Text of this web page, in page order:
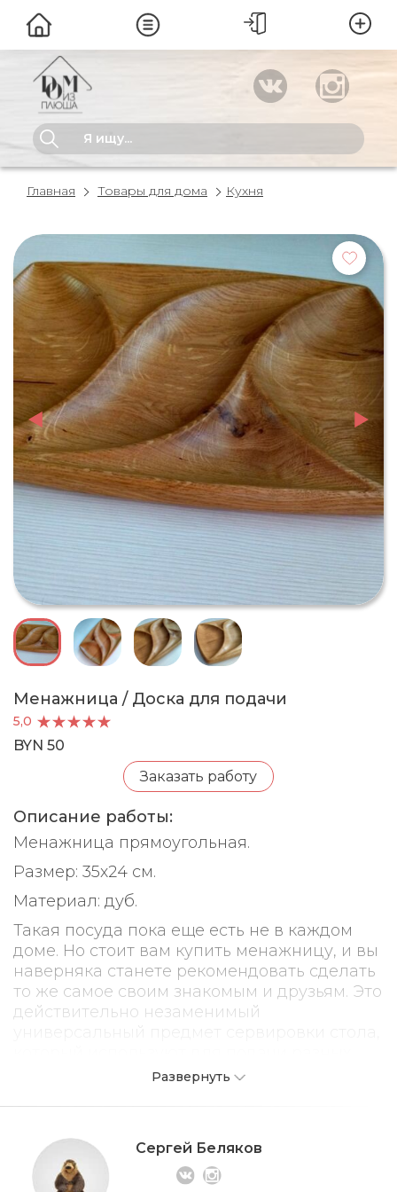
Главная Товары для дома Кухня
Менажница / Доска для подачи
5,0
BYN 50
Заказать работу
Описание работы:
Менажница прямоугольная.
Размер: 35х24 см.
Материал: дуб.
Такая посуда пока еще есть не в каждом
доме. Но стоит вам купить менажницу, и вы
наверняка станете рекомендовать сделать
то же самое своим знакомым и друзьям. Это
действительно незаменимый
Даже неопытная хозяйка быстро найдет
Штучные закуски из мяса и рыбы.
Оливки, маслины, корнишоны, каперсы.
Развернуть
Сергей Беляков